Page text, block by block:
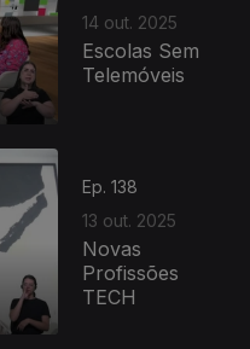
14 out. 2025
Escolas Sem
Telemóveis
Ep. 138
13 out. 2025
Novas
Profissões
TECH